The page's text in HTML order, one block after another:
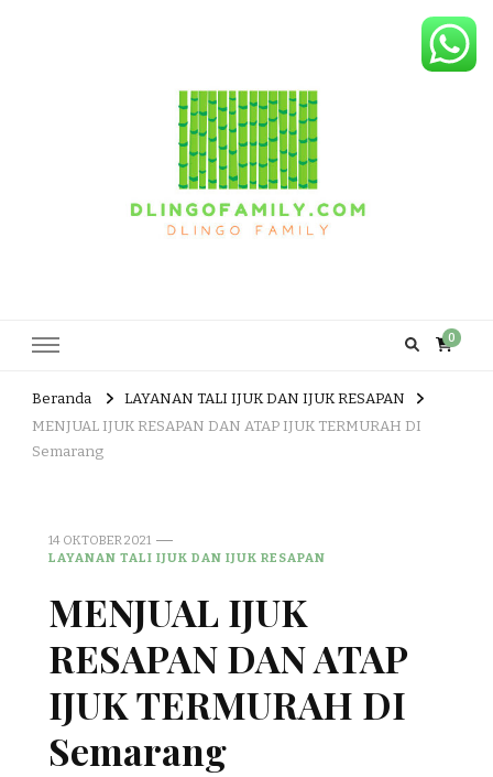
0
Beranda
LAYANAN TALI IJUK DAN IJUK RESAPAN
MENJUAL IJUK RESAPAN DAN ATAP IJUK TERMURAH DI
Semarang
14 OKTOBER 2021
LAYANAN TALI IJUK DAN IJUK RESAPAN
MENJUAL IJUK
RESAPAN DAN ATAP
IJUK TERMURAH DI
Semarang